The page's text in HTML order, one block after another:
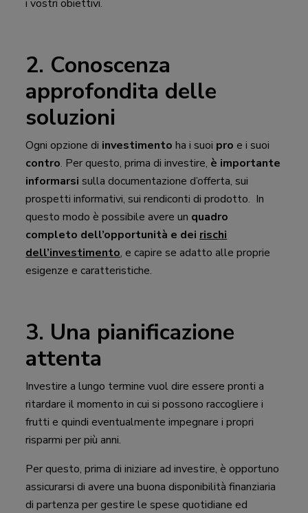
i vostri obiettivi.
2. Conoscenza
approfondita delle
soluzioni
Ogni opzione di investimento ha i suoi pro e i suoi
contro. Per questo, prima di investire, è importante
informarsi sulla documentazione d’offerta, sui
prospetti informativi, sui rendiconti di prodotto. In
questo modo è possibile avere un quadro
completo dell’opportunità e dei rischi
dell’investimento, e capire se adatto alle proprie
esigenze e caratteristiche.
3. Una pianificazione
attenta
Investire a lungo termine vuol dire essere pronti a
ritardare il momento in cui si possono raccogliere i
frutti e quindi eventualmente impegnare i propri
risparmi per più anni.
Per questo, prima di iniziare ad investire, è opportuno
assicurarsi di avere una buona disponibilità finanziaria
di partenza per gestire le spese quotidiane ed